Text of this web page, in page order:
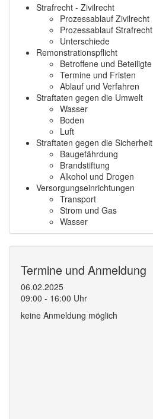
Strafrecht - Zivilrecht
Prozessablauf Zivilrecht
Prozessablauf Strafrecht
Unterschiede
Remonstrationspflicht
Betroffene und Beteiligte
Termine und Fristen
Ablauf und Verfahren
Straftaten gegen die Umwelt
Wasser
Boden
Luft
Straftaten gegen die Sicherheit
Baugefährdung
Brandstiftung
Alkohol und Drogen
Versorgungseinrichtungen
Transport
Strom und Gas
Wasser
Termine und Anmeldung
06.02.2025
09:00 - 16:00 Uhr
keine Anmeldung möglich